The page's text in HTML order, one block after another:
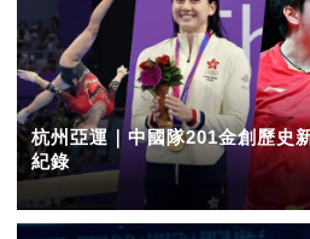
杭州亞運｜中國隊201金創歷史
紀錄